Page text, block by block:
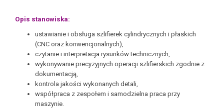
Opis stanowiska:
ustawianie i obsługa szlifierek cylindrycznych i płaskich
(CNC oraz konwencjonalnych),
czytanie i interpretacja rysunków technicznych,
wykonywanie precyzyjnych operacji szlifierskich zgodnie z
dokumentacją,
kontrola jakości wykonanych detali,
współpraca z zespołem i samodzielna praca przy
maszynie.